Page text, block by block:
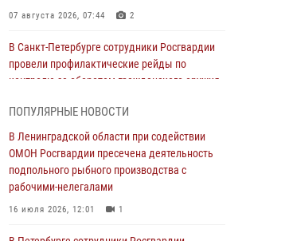
07 августа 2026, 07:44 2
В Санкт-Петербурге сотрудники Росгвардии
провели профилактические рейды по
контролю за оборотом гражданского оружия
В Красносельском районе наряд Росгвардии
задержал правонарушителя, угрожавшего 17-
летнему подростку травматическим оружием
06 августа 2026, 13:39
ПОПУЛЯРНЫЕ НОВОСТИ
В Ленинградской области при содействии
ОМОН Росгвардии пресечена деятельность
подпольного рыбного производства с
рабочими-нелегалами
16 июля 2026, 12:01 1